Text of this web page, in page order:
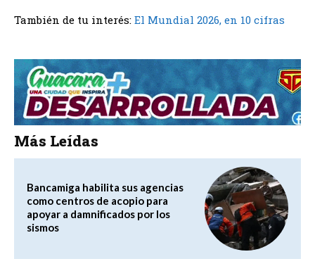
También de tu interés: El Mundial 2026, en 10 cifras
Más Leídas
Bancamiga habilita sus agencias
como centros de acopio para
apoyar a damnificados por los
sismos